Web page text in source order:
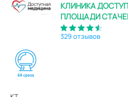
КЛИНИКА
ПЛОЩАДИ
329 отзывов